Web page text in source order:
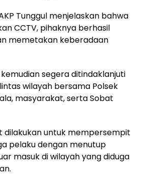
Tunggul menjelaskan bahwa
CCTV, pihaknya berhasil
memetakan keberadaan
segera ditindaklanjuti
wilayah bersama Polsek
masyarakat, serta Sobat
dilakukan untuk mempersempit
pelaku dengan menutup
masuk di wilayah yang diduga